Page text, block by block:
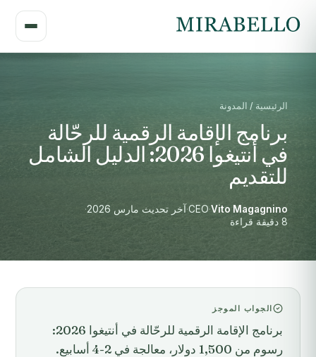
الرئيسية / المدونة
برنامج الإقامة الرقمية للرحّالة
في أنتيغوا 2026: الدليل الشامل
للتقديم
Vito Magagnino
·
CEO
·آخر تحديث مارس 2026
·
8 دقيقة قراءة
الجواب الموجز
برنامج الإقامة الرقمية للرحّالة في أنتيغوا 2026:
رسوم من 1,500 دولار، معالجة في 2-4 أسابيع.